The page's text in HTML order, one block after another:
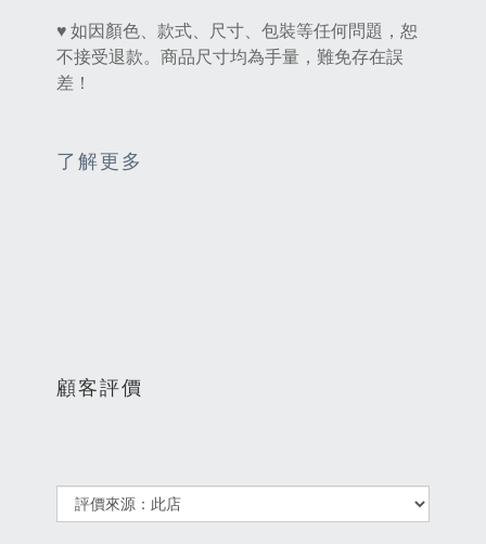
♥ 如因顏色、款式、尺寸、包裝等任何問題，恕
不接受退款。商品尺寸均為手量，難免存在誤
差！
了解更多
顧客評價